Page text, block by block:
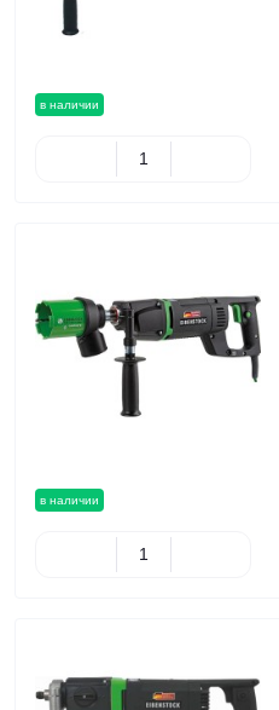
в наличии
в наличии